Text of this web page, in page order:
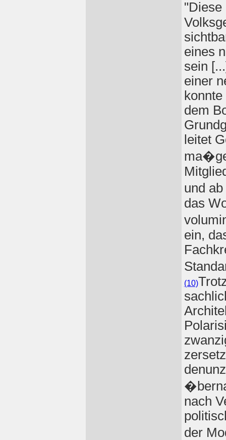
eines
sein
einer
dem
leitet
und
das
ein,
(10)
nach
der